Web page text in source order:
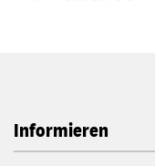
Informieren